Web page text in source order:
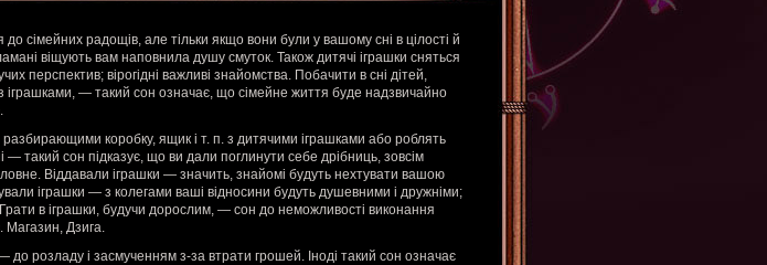
до сімейних радощів, але тільки якщо вони були у вашому сні в цілості й
віщують вам наповнила душу смуток. Також дитячі іграшки сняться
перспектив; вірогідні важливі знайомства. Побачити в сні дітей,
іграшками, — такий сон означає, що сімейне життя буде надзвичайно
коробку, ящик і т. п. з дитячими іграшками або роблять
— такий сон підказує, що ви дали поглинути себе дрібниць, зовсім
Віддавали іграшки — значить, знайомі будуть нехтувати вашою
іграшки — з колегами ваші відносини будуть душевними і дружніми;
в іграшки, будучи дорослим, — сон до неможливості виконання
Магазин, Дзига.
— до розладу і засмученням з-за втрати грошей. Іноді такий сон означає